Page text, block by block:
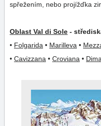
spřežením, nebo projížďka
Oblast Val di Sole -
• Folgarida • Marilleva •
• Cavizzana • Croviana •